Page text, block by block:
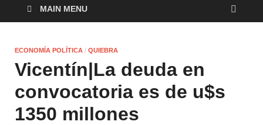
MAIN MENU
ECONOMÍA POLÍTICA / QUIEBRA
Vicentín|La deuda en
convocatoria es de u$s
1350 millones